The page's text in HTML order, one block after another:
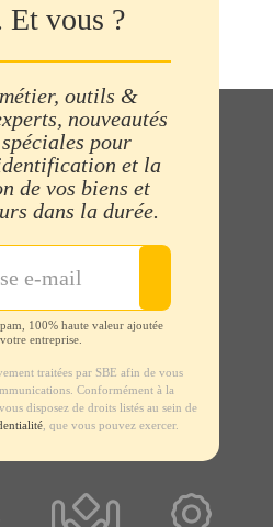
Et vous ?
outils &
nouveautés
pour
et la
de vos biens et
dans la durée.
100% haute valeur ajoutée
entreprise.
traitées par SBE afin de vous
Conformément à la
disposez de droits listés au sein de
, que vous pouvez exercer.